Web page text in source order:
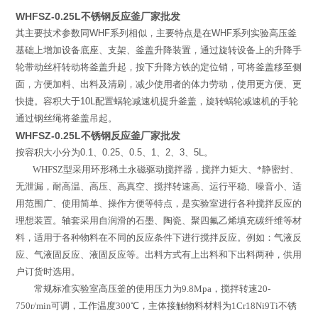
WHFSZ-0.25L不锈钢反应釜厂家批发
其主要技术参数同WHF系列相似，主要特点是在WHF系列实验高压釜
基础上增加设备底座、支架、釜盖升降装置，通过旋转设备上的升降手
轮带动丝杆转动将釜盖升起，按下升降方铁的定位销，可将釜盖移至侧
面，方便加料、出料及清刷，减少使用者的体力劳动，使用更方便、更
快捷。容积大于10L配置蜗轮减速机提升釜盖，旋转蜗轮减速机的手轮
通过钢丝绳将釜盖吊起。
WHFSZ-0.25L不锈钢反应釜厂家批发
按容积大小分为0.1、0.25、0.5、 1、2、3、5L。
WHFSZ型采用环形稀土永磁驱动搅拌器，搅拌力矩大、*静密封、
无泄漏，耐高温、高压、高真空、搅拌转速高、运行平稳、噪音小、适
用范围广、使用简单、操作方便等特点，是实验室进行各种搅拌反应的
理想装置。轴套采用自润滑的石墨、陶瓷、聚四氟乙烯填充碳纤维等材
料，适用于各种物料在不同的反应条件下进行搅拌反应。例如：气液反
应、气液固反应、液固反应等。出料方式有上出料和下出料两种，供用
户订货时选用。
常规标准实验室高压釜的使用压力为9.8Mpa ，搅拌转速20-
750r/min 可调，工作温度300℃ ，主体接触物料材料为1Cr18Ni9Ti不锈